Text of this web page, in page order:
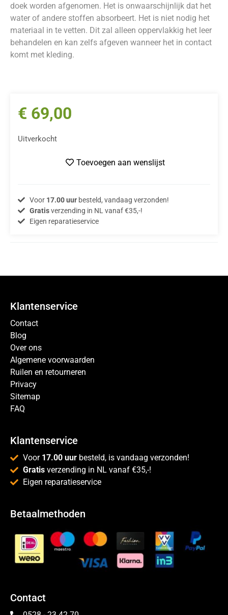
doek worden afgenomen. Het is onwaarschijnlijk dat het
water of andere stoffen absorbeert. Het is niet nodig het
materiaal in te vetten. Dit zal alleen oppervlakkig het leer
behandelen en kan zelfs afgeven wanneer het in contact
komt met kleding.
€ 69,00
Uitverkocht
Toevoegen aan wenslijst
Voor 17.00 uurbesteld, vandaag verzonden!
Gratisverzending in NL vanaf €35,-!
Eigen reparatieservice
Klantenservice
Contact
Blog
Over ons
Algemene voorwaarden
Ruilen en retourneren
Privacy
Sitemap
FAQ
Klantenservice
Voor 17.00 uur besteld, is vandaag verzonden!
Gratis verzending in NL vanaf €35,-!
Eigen reparatieservice
Betaalmethoden
Contact